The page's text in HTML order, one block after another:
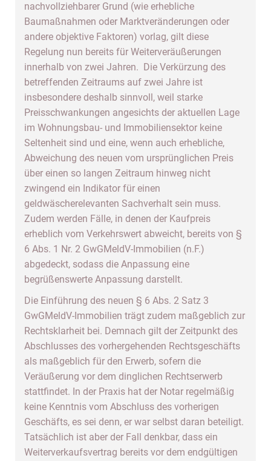
nachvollziehbarer Grund (wie erhebliche
Baumaßnahmen oder Marktveränderungen oder
andere objektive Faktoren) vorlag, gilt diese
Regelung nun bereits für Weiterveräußerungen
innerhalb von zwei Jahren. Die Verkürzung des
betreffenden Zeitraums auf zwei Jahre ist
insbesondere deshalb sinnvoll, weil starke
Preisschwankungen angesichts der aktuellen Lage
im Wohnungsbau- und Immobiliensektor keine
Seltenheit sind und eine, wenn auch erhebliche,
Abweichung des neuen vom ursprünglichen Preis
über einen so langen Zeitraum hinweg nicht
zwingend ein Indikator für einen
geldwäscherelevanten Sachverhalt sein muss.
Zudem werden Fälle, in denen der Kaufpreis
erheblich vom Verkehrswert abweicht, bereits von §
6 Abs. 1 Nr. 2 GwGMeldV-Immobilien (n.F.)
abgedeckt, sodass die Anpassung eine
begrüßenswerte Anpassung darstellt.
Die Einführung des neuen § 6 Abs. 2 Satz 3
GwGMeldV-Immobilien trägt zudem maßgeblich zur
Rechtsklarheit bei. Demnach gilt der Zeitpunkt des
Abschlusses des vorhergehenden Rechtsgeschäfts
als maßgeblich für den Erwerb, sofern die
Veräußerung vor dem dinglichen Rechtserwerb
stattfindet. In der Praxis hat der Notar regelmäßig
keine Kenntnis vom Abschluss des vorherigen
Geschäfts, es sei denn, er war selbst daran beteiligt.
Tatsächlich ist aber der Fall denkbar, dass ein
Weiterverkaufsvertrag bereits vor dem endgültigen